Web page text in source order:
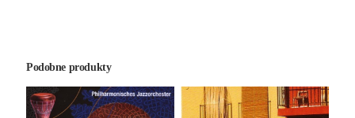
Podobne produkty